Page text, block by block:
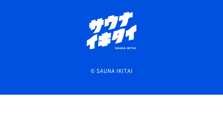
© SAUNA IKITAI